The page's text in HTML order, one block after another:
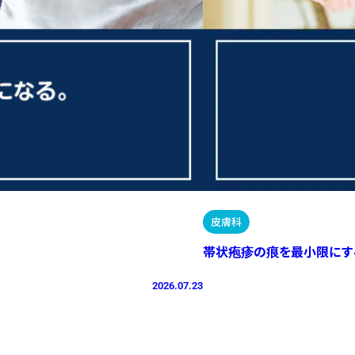
2026.07.23
皮膚科
帯状疱疹の痕を最小限にす